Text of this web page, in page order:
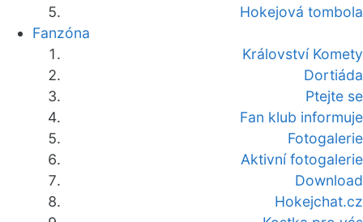
Hokejová tombola
Fanzóna
Království Komety
Dortiáda
Ptejte se
Fan klub informuje
Fotogalerie
Aktivní fotogalerie
Download
Hokejchat.cz